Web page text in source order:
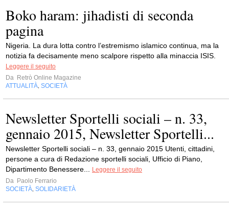
Boko haram: jihadisti di seconda
pagina
Nigeria. La dura lotta contro l’estremismo islamico continua, ma la
notizia fa decisamente meno scalpore rispetto alla minaccia ISIS.
Leggere il seguito
Da Retrò Online Magazine
ATTUALITÀ SOCIETÀ
Newsletter Sportelli sociali – n. 33,
gennaio 2015, Newsletter Sportelli...
Newsletter Sportelli sociali – n. 33, gennaio 2015 Utenti, cittadini,
persone a cura di Redazione sportelli sociali, Ufficio di Piano,
Dipartimento Benessere...
Leggere il seguito
Da Paolo Ferrario
SOCIETÀ SOLIDARIETÀ